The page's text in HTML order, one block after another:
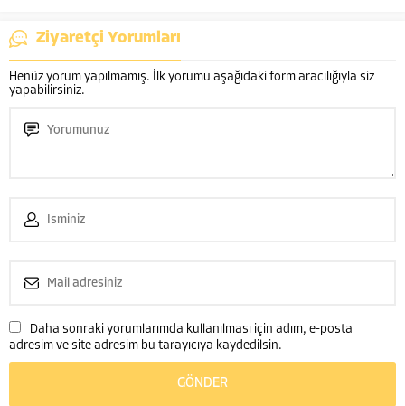
Ziyaretçi Yorumları
Henüz yorum yapılmamış. İlk yorumu aşağıdaki form aracılığıyla siz
yapabilirsiniz.
Daha sonraki yorumlarımda kullanılması için adım, e-posta
adresim ve site adresim bu tarayıcıya kaydedilsin.